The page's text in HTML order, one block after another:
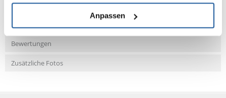
Anpassen
Bewertungen
Zusätzliche Fotos